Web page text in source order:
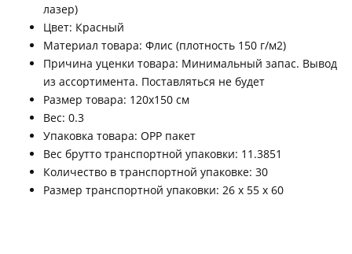
лазер)
Цвет: Красный
Материал товара: Флис (плотность 150 г/м2)
Причина уценки товара: Минимальный запас. Вывод
из ассортимента. Поставляться не будет
Размер товара: 120х150 см
Вес: 0.3
Упаковка товара: OPP пакет
Вес брутто транспортной упаковки: 11.3851
Количество в транспортной упаковке: 30
Размер транспортной упаковки: 26 x 55 x 60